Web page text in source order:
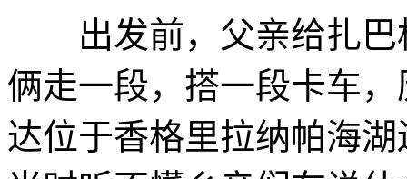
出发前，父亲给扎巴
俩走一段，搭一段卡车
达位于香格里拉纳帕海